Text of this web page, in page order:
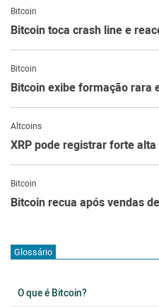
Bitcoin
Bitcoin toca crash line e
Bitcoin
Bitcoin exibe formação rara
Altcoins
XRP pode registrar forte
Bitcoin
Bitcoin recua após vendas
Glossário
O que é Bitcoin?